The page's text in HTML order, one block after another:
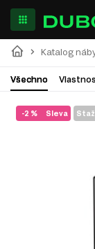
Katalog
Všechno
Sleva
-2 %